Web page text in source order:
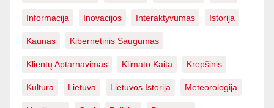
Informacija Inovacijos Interaktyvumas Istorija
Kaunas Kibernetinis Saugumas
Klientų Aptarnavimas Klimato Kaita Krepšinis
Kultūra Lietuva Lietuvos Istorija Meteorologija